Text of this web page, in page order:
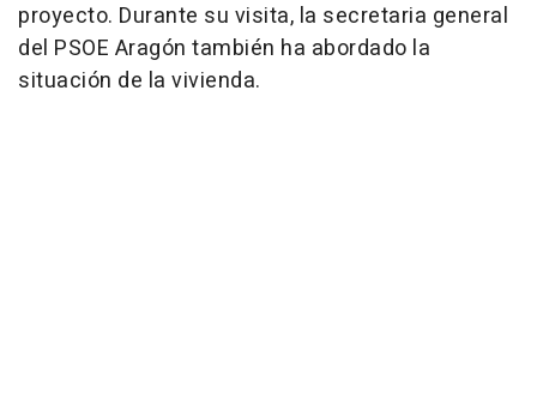
proyecto. Durante su visita, la secretaria general
del PSOE Aragón también ha abordado la
situación de la vivienda.